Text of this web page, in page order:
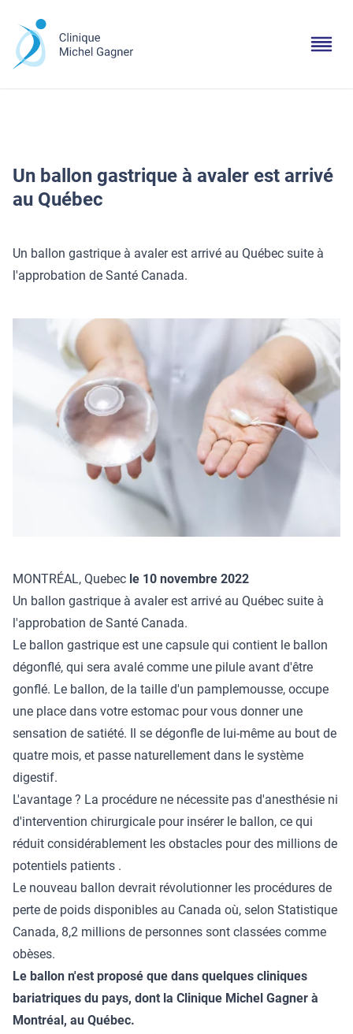
Un ballon gastrique à avaler est arrivé
au Québec
Un ballon gastrique à avaler est arrivé au Québec suite à
l'approbation de Santé Canada.
MONTRÉAL, Quebec le 10 novembre 2022
Un ballon gastrique à avaler est arrivé au Québec suite à
l'approbation de Santé Canada.
Le ballon gastrique est une capsule qui contient le ballon
dégonflé, qui sera avalé comme une pilule avant d'être
gonflé. Le ballon, de la taille d'un pamplemousse, occupe
une place dans votre estomac pour vous donner une
sensation de satiété. Il se dégonfle de lui-même au bout de
quatre mois, et passe naturellement dans le système
digestif.
L'avantage ? La procédure ne nécessite pas d'anesthésie ni
d'intervention chirurgicale pour insérer le ballon, ce qui
réduit considérablement les obstacles pour des millions de
potentiels patients .
Le nouveau ballon devrait révolutionner les procédures de
perte de poids disponibles au Canada où, selon Statistique
Canada, 8,2 millions de personnes sont classées comme
obèses.
Le ballon n'est proposé que dans quelques cliniques
bariatriques du pays, dont la Clinique Michel Gagner à
Montréal, au Québec.